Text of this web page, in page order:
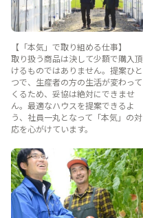
【「本気」で取り組める仕事】
取り扱う商品は決して少額で購入頂
けるものではありません。提案ひと
つで、生産者の方の生活が変わって
くるため、妥協は絶対にできませ
ん。最適なハウスを提案できるよ
う、社員一丸となって「本気」の対
応を心がけています。